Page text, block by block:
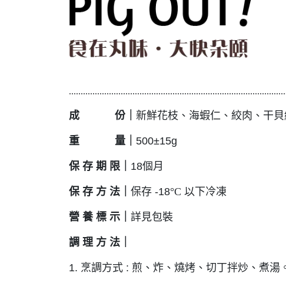
成 份 新鮮花枝、海蝦仁、絞肉、干
重 量 500±15g
保 存 期 限 18個月
保 存 方 法 保存 -18°C 以下冷凍
營 養 標 示 詳見包裝
調 理 方 法
1. 烹調方式 : 煎、炸、燒烤、切丁拌炒、煮湯